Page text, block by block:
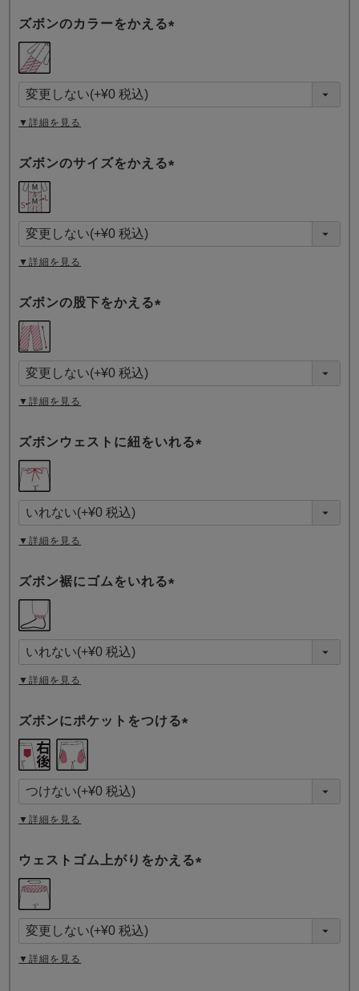
ズボンのカラーをかえる
須
)
▼詳細を見る
ズボンのサイズをかえる
須
)
▼詳細を見る
ズボンの股下をかえる
須
)
▼詳細を見る
ズボンウェストに紐をいれる
須
)
▼詳細を見る
ズボン裾にゴムをいれる
須
)
▼詳細を見る
ズボンにポケットをつける
須
)
▼詳細を見る
ウェストゴム上がりをかえる
須
)
▼詳細を見る